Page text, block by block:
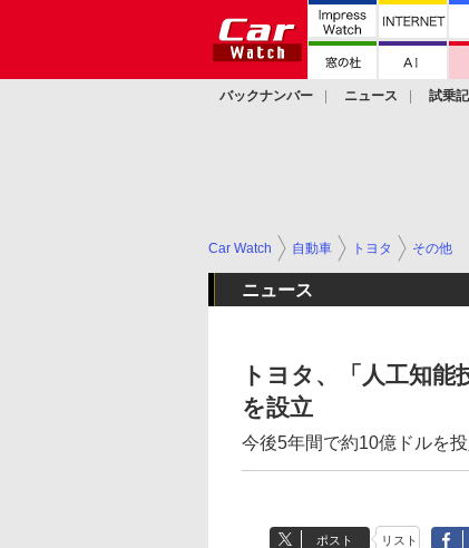
バックナンバー ニュース 試乗
Car Watch 自動車 トヨタ その他
ニュース
トヨタ、「人工知
を設立
今後5年間で約10億ドルを
ポスト リスト